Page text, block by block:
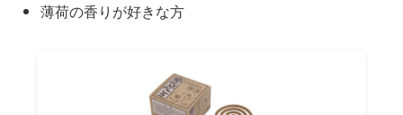
薄荷の香りが好きな方